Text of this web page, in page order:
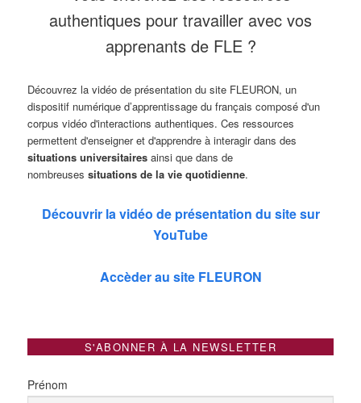
authentiques pour travailler avec vos
apprenants de FLE ?
Découvrez la vidéo de présentation du site FLEURON, un
dispositif numérique d’apprentissage du français composé d'un
corpus vidéo d'interactions authentiques. Ces ressources
permettent d'enseigner et d'apprendre à interagir dans des
situations universitaires ainsi que dans de
nombreusessituations de la vie quotidienne.
Découvrir la vidéo de présentation du site sur
YouTube
Accèder au site FLEURON
S'ABONNER À LA NEWSLETTER
Prénom